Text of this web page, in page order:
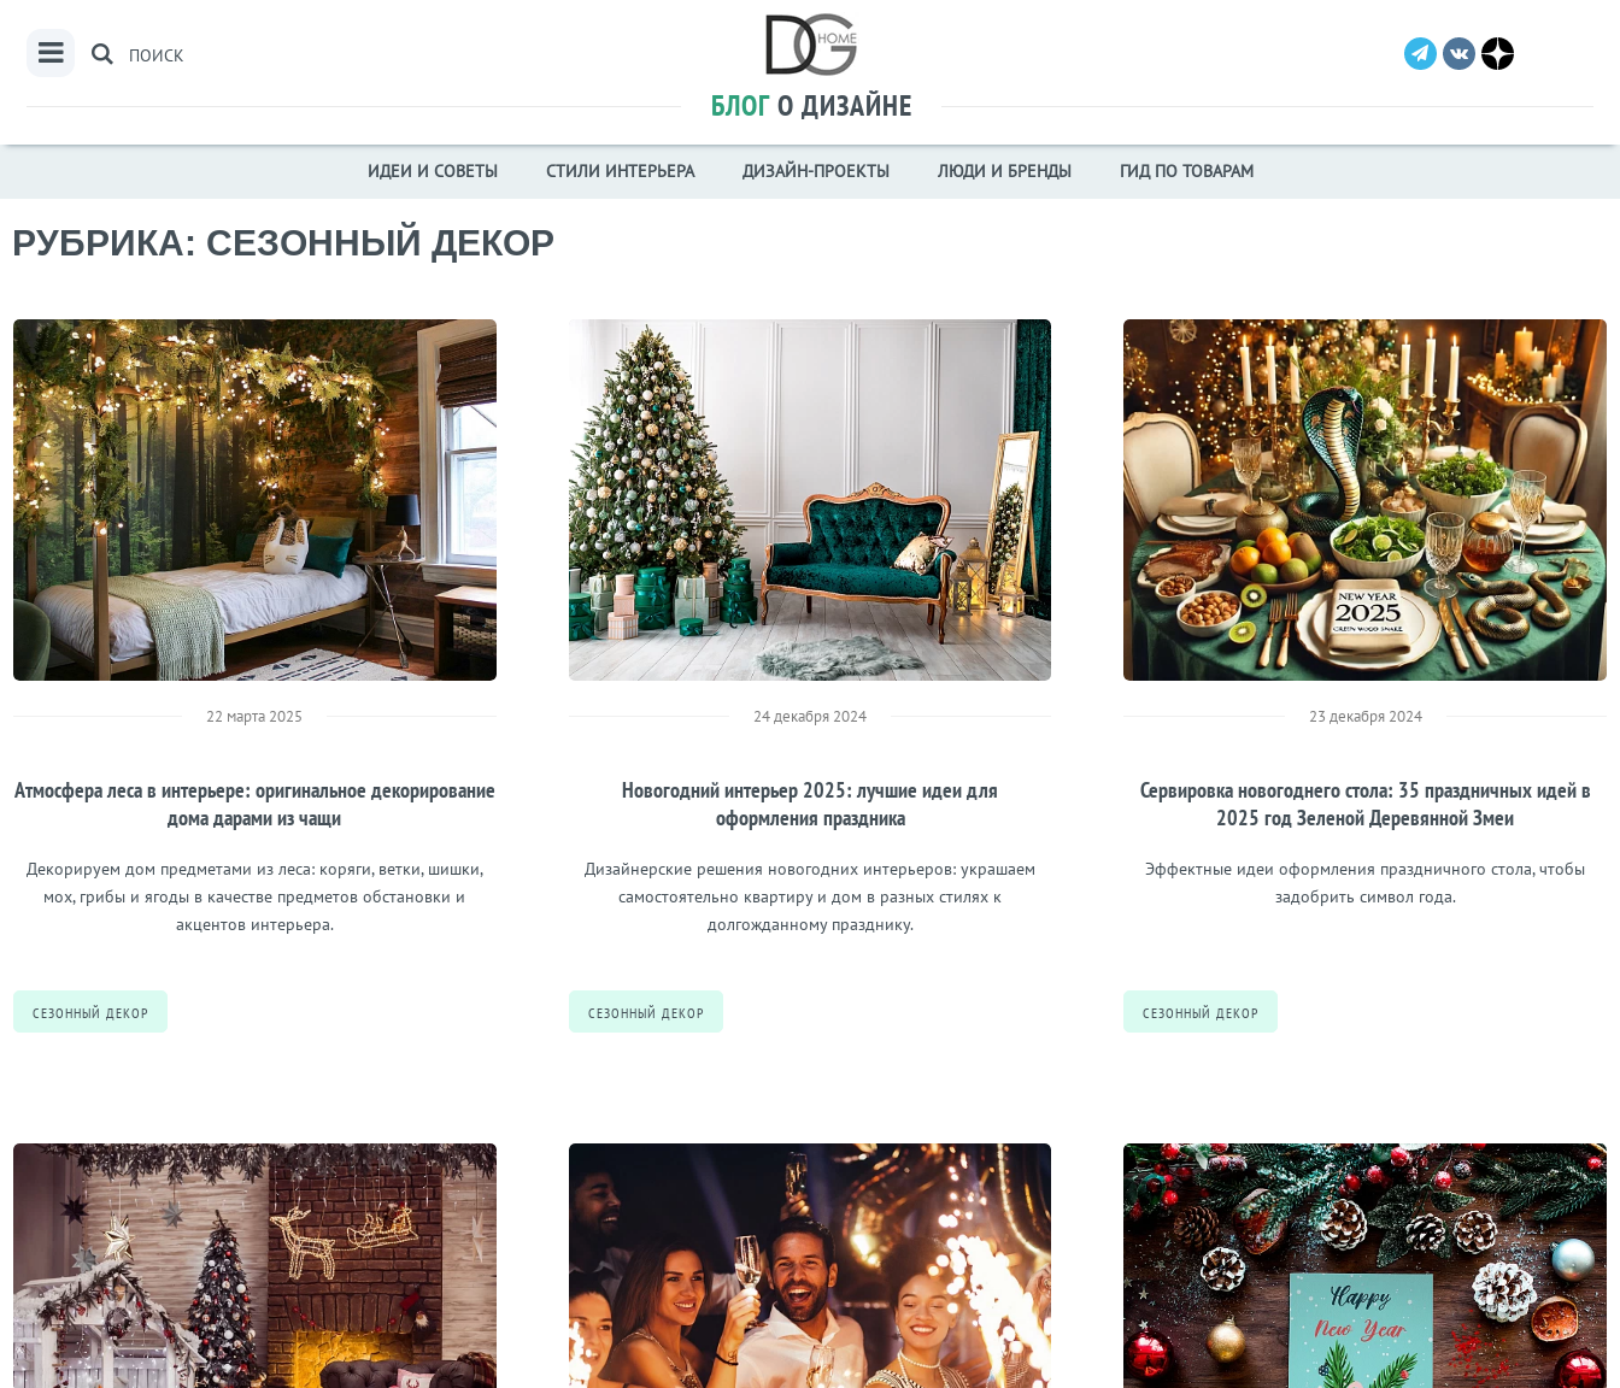
ПОИСК
БЛОГО ДИЗАЙНЕ
ИДЕИ И СОВЕТЫ СТИЛИ ИНТЕРЬЕРА ДИЗАЙН-ПРОЕКТЫ ЛЮДИ И БРЕНДЫ ГИД ПО ТОВАРАМ
РУБРИКА: СЕЗОННЫЙ ДЕКОР
22 марта 2025
Атмосфера леса в интерьере: оригинальное декорирование
дома дарами из чащи
Декорируем дом предметами из леса: коряги, ветки, шишки,
мох, грибы и ягоды в качестве предметов обстановки и
акцентов интерьера.
СЕЗОННЫЙ ДЕКОР
24 декабря 2024
Новогодний интерьер 2025: лучшие идеи для
оформления праздника
Дизайнерские решения новогодних интерьеров: украшаем
самостоятельно квартиру и дом в разных стилях к
долгожданному празднику.
СЕЗОННЫЙ ДЕКОР
23 декабря 2024
Сервировка новогоднего стола: 35 праздничных идей в
2025 год Зеленой Деревянной Змеи
Эффектные идеи оформления праздничного стола, чтобы
задобрить символ года.
СЕЗОННЫЙ ДЕКОР